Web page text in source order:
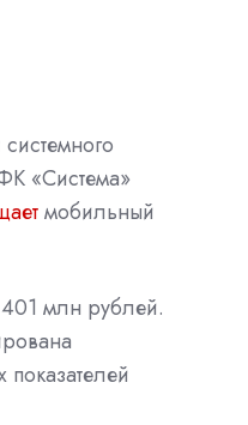
«Система»
мобильный
млн рублей.
показателей